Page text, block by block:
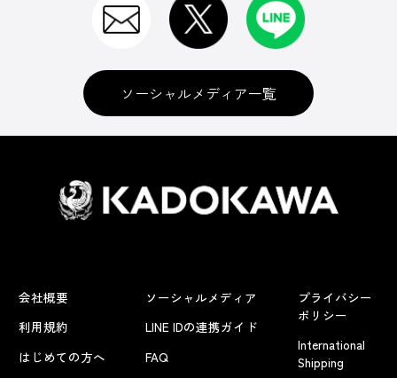
ソーシャルメディア一覧
会社概要
利用規約
はじめての方へ
ソーシャルメディア
LINE IDの連携ガイド
FAQ
プライバシー
ポリシー
International
Shipping